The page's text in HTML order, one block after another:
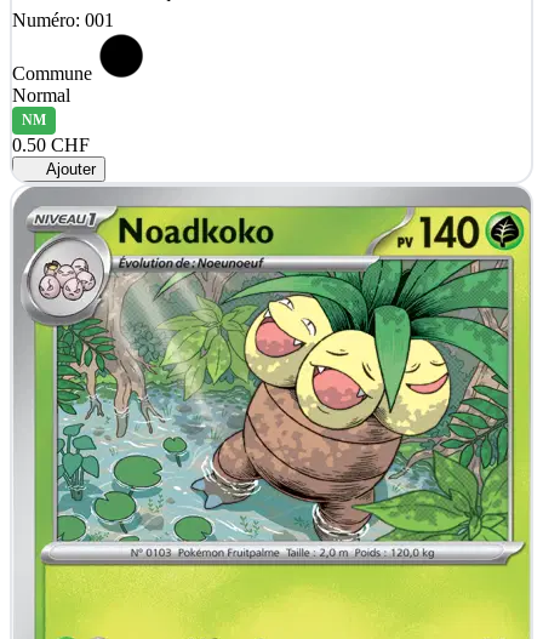
Numéro: 001
Commune
Normal
NM
0.50 CHF
Ajouter